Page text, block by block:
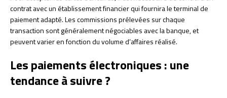
contrat avec un établissement financier qui fournira le terminal de
paiement adapté. Les commissions prélevées sur chaque
transaction sont généralement négociables avec la banque, et
peuvent varier en fonction du volume d’affaires réalisé.
Les paiements électroniques : une
tendance à suivre ?